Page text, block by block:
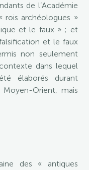
de l’Académie
rois archéologues »
et le faux » ; et
et le faux
non seulement
dans lequel
élaborés durant
Moyen-Orient, mais
des « antiques